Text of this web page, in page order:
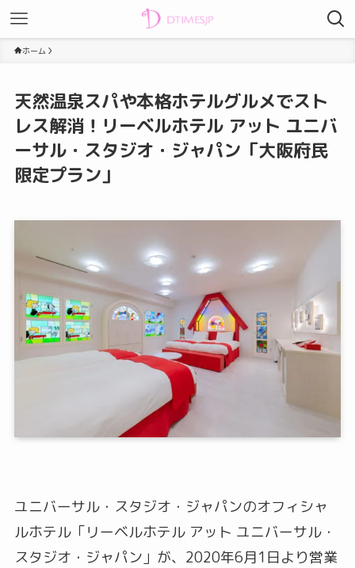
ホーム
天然温泉スパや本格ホテルグルメでスト
レス解消！リーベルホテル アット ユニバ
ーサル・スタジオ・ジャパン「大阪府民
限定プラン」
ユニバーサル・スタジオ・ジャパンのオフィシャ
ルホテル「リーベルホテル アット ユニバーサル・
スタジオ・ジャパン」が、2020年6月1日より営業